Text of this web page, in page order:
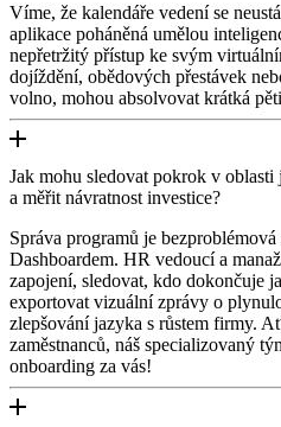
Víme, že kalendáře vedení se
aplikace poháněná umělou
nepřetržitý přístup ke svým
dojíždění, obědových přestávek
volno, mohou absolvovat krátká
Jak mohu sledovat pokrok v
a měřit návratnost investice?
Správa programů je
Dashboardem. HR vedoucí a
zapojení, sledovat, kdo dokončuje
exportovat vizuální zprávy o
zlepšování jazyka s růstem firmy.
zaměstnanců, náš specializovaný
onboarding za vás!